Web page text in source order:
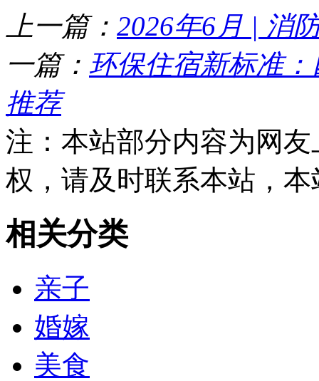
上一篇： 2026年6月 | 消
一篇： 环保住宿新标准
推荐
注：本站部分内容为网
权，请及时联系本站，
相关分类
亲子
婚嫁
美食